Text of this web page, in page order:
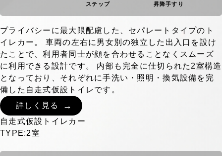
ステップ 昇降手すり
プライバシーに最大限配慮した、セパレートタイプのト
イレカー。 車両の左右に男女別の独立した出入口を設け
たことで、利用者同士が顔を合わせることなくスムーズ
に利用できる設計です。 内部も完全に仕切られた2室構造
となっており、それぞれに手洗い・照明・換気設備を完
備した自走式仮設トイレです。
詳しく見る
自走式仮設トイレカー
TYPE:2室